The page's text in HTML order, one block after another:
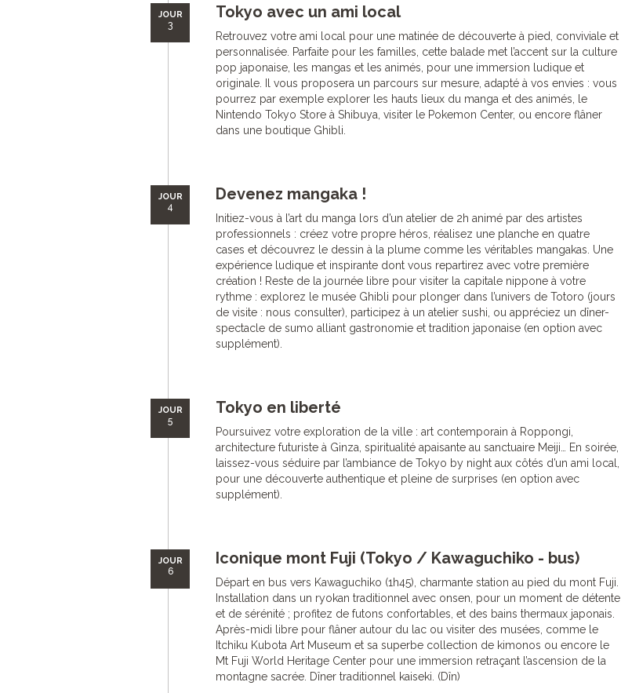
JOUR
3
Tokyo avec un ami local
Retrouvez votre ami local pour une matinée de découverte à pied, conviviale et
personnalisée. Parfaite pour les familles, cette balade met l’accent sur la culture
pop japonaise, les mangas et les animés, pour une immersion ludique et
originale. Il vous proposera un parcours sur mesure, adapté à vos envies : vous
pourrez par exemple explorer les hauts lieux du manga et des animés, le
Nintendo Tokyo Store à Shibuya, visiter le Pokemon Center, ou encore flâner
dans une boutique Ghibli.
JOUR
4
Devenez mangaka !
Initiez-vous à l’art du manga lors d’un atelier de 2h animé par des artistes
professionnels : créez votre propre héros, réalisez une planche en quatre
cases et découvrez le dessin à la plume comme les véritables mangakas. Une
expérience ludique et inspirante dont vous repartirez avec votre première
création ! Reste de la journée libre pour visiter la capitale nippone à votre
rythme : explorez le musée Ghibli pour plonger dans l’univers de Totoro (jours
de visite : nous consulter), participez à un atelier sushi, ou appréciez un dîner-
spectacle de sumo alliant gastronomie et tradition japonaise (en option avec
supplément).
JOUR
5
Tokyo en liberté
Poursuivez votre exploration de la ville : art contemporain à Roppongi,
architecture futuriste à Ginza, spiritualité apaisante au sanctuaire Meiji… En soirée,
laissez-vous séduire par l’ambiance de Tokyo by night aux côtés d’un ami local,
pour une découverte authentique et pleine de surprises (en option avec
supplément).
JOUR
6
Iconique mont Fuji (Tokyo / Kawaguchiko - bus)
Départ en bus vers Kawaguchiko (1h45), charmante station au pied du mont Fuji.
Installation dans un ryokan traditionnel avec onsen, pour un moment de détente
et de sérénité ; profitez de futons confortables, et des bains thermaux japonais.
Après-midi libre pour flâner autour du lac ou visiter des musées, comme le
Itchiku Kubota Art Museum et sa superbe collection de kimonos ou encore le
Mt Fuji World Heritage Center pour une immersion retraçant l’ascension de la
montagne sacrée. Dîner traditionnel kaiseki. (Dîn)